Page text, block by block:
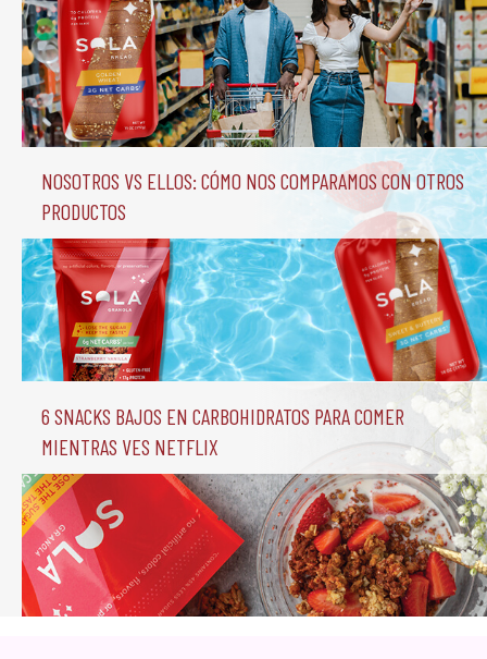
Nosotros vs Ellos: Cómo nos comparamos con otros
productos
6 Snacks Bajos en Carbohidratos para comer
mientras ves Netflix